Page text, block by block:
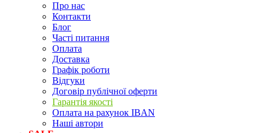
Про нас
Контакти
Блог
Часті питання
Оплата
Доставка
Графік роботи
Відгуки
Договір публічної оферти
Гарантія якості
Оплата на рахунок IBAN
Наші автори